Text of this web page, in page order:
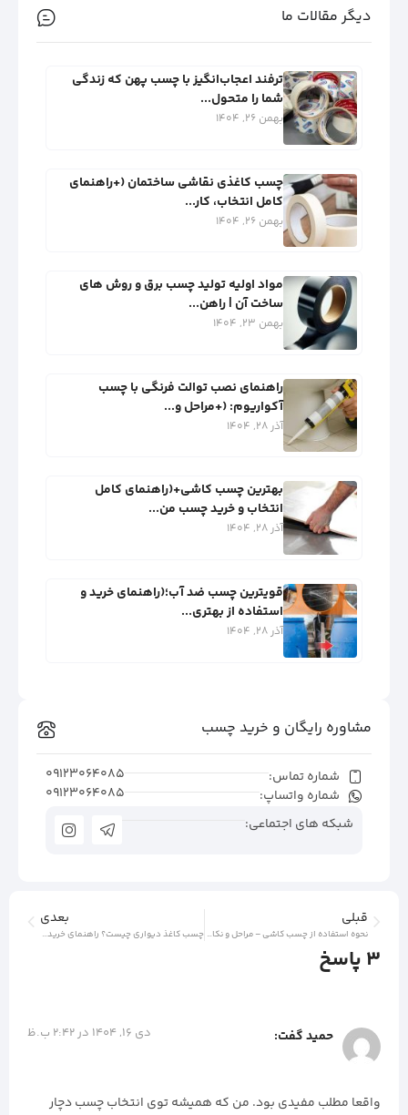
دیگر مقالات ما
ترفند اعجاب‌انگیز با چسب پهن که زندگی
شما را متحول...
بهمن 26, 1404
چسب کاغذی نقاشی ساختمان (+راهنمای
کامل انتخاب، کار...
بهمن 26, 1404
مواد اولیه تولید چسب برق و روش‌ های
ساخت آن | راهن...
بهمن 23, 1404
راهنمای نصب توالت فرنگی با چسب
آکواریوم: (+مراحل و...
آذر 28, 1404
بهترین چسب کاشی+(راهنمای کامل
انتخاب و خرید چسب من...
آذر 28, 1404
قویترین چسب ضد آب؛(راهنمای خرید و
استفاده از بهتری...
آذر 28, 1404
مشاوره رایگان و خرید چسب
شماره تماس:
09123064085
شماره واتساپ:
09123064085
شبکه های اجتماعی:
قبلی
نحوه استفاده از چسب کاشی – مراحل و نکات مهم در نصب کاشی
بعدی
چسب کاغذ دیواری چیست؟ راهنمای خرید و استفاده از چسب کاغذ دیواری
3 پاسخ
حمیدگفت: دی 16, 1404 در 2:42 ب.ظ
واقعا مطلب مفیدی بود. من که همیشه توی انتخاب چسب دچار